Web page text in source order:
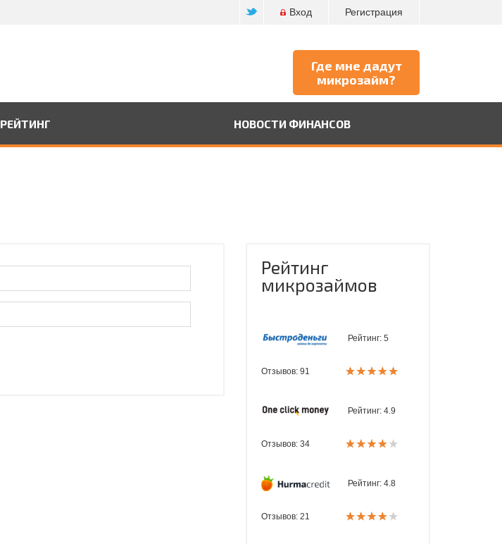
Регистрация
Вход
Где мне дадут
микрозайм?
РЕЙТИНГ НОВОСТИ ФИНАНСОВ
Рейтинг
микрозаймов
Рейтинг: 5
Отзывов: 91
Рейтинг: 4.9
Отзывов: 34
Рейтинг: 4.8
Отзывов: 21